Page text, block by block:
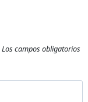
Los campos obligatorios